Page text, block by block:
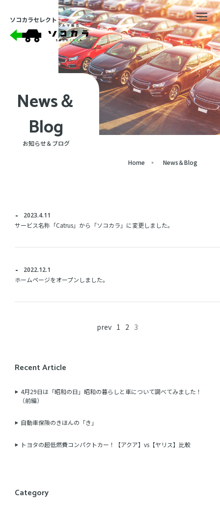
ソコカラセレクト
News＆
Blog
お知らせ＆ブログ
Home News＆Blog
2023.4.11
サービス名称「Catrus」から「ソコカラ」に変更しました。
2022.12.1
ホームページをオープンしました。
prev 1 2 3
Recent Article
4月29日は「昭和の日」昭和の暮らしと車について調べてみました！
（前編）
自動車保険のきほんの「き」
トヨタの超低燃費コンパクトカー！【アクア】vs【ヤリス】比較
Category